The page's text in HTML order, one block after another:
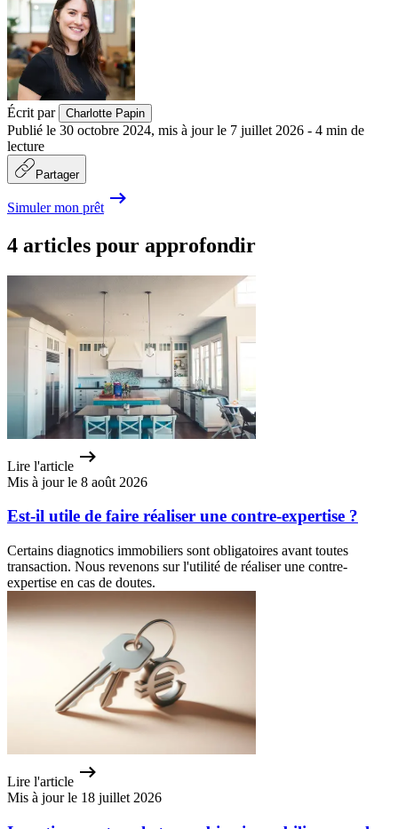
Écrit par Charlotte Papin
Publié le 30 octobre 2024, mis à jour le 7 juillet 2026 - 4 min de
lecture
Partager
Simuler mon prêt
4 articles pour approfondir
Lire l'article
Mis à jour le 8 août 2026
Est-il utile de faire réaliser une contre-expertise ?
Certains diagnotics immobiliers sont obligatoires avant toutes
transaction. Nous revenons sur l'utilité de réaliser une contre-
expertise en cas de doutes.
Lire l'article
Mis à jour le 18 juillet 2026